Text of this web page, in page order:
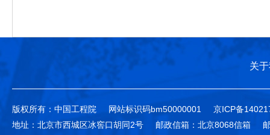
关
版权所有：中国工程院 网站标识码bm50000001
京ICP备
地址：北京市西城区冰窖口胡同2号
邮政信箱：北京8068信箱